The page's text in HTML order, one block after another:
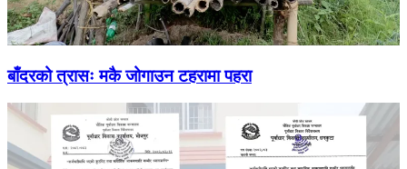
बाँदरको त्रासः मकै जोगाउन टहरामा पहरा